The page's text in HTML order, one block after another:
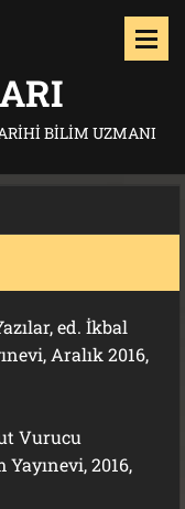
BILIM UZMANI
ed. İkbal
Aralık 2016,
Vurucu
2016,